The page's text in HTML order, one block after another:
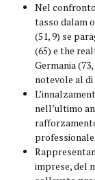
Nel
tasso dalam
(51, 9) se
(65) e the
Germania
notevole al
nell’ultimo
professionale.
imprese, del